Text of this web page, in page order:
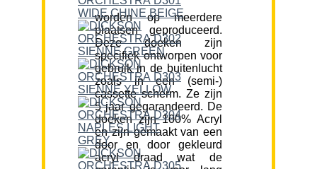
worden op meerdere
plaatsen geproduceerd.
Deze doeken zijn
specifiek ontworpen voor
gebruik in de buitenlucht
zoals in een (semi-)
cassette scherm. Ze zijn
5 jaar gegarandeerd. De
doeken zijn 100% Acryl
en zijn gemaakt van een
door en door gekleurd
acryl draad wat de